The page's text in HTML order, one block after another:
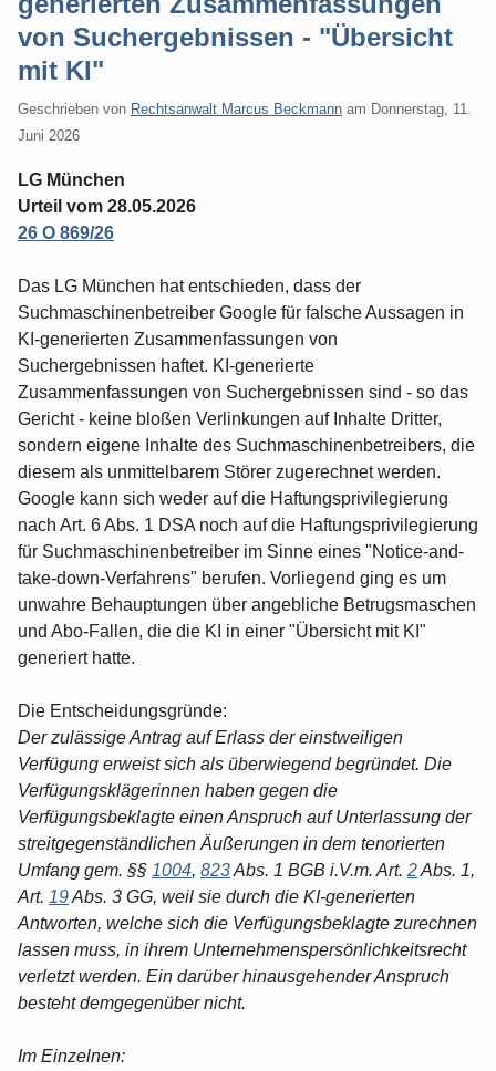
von Suchergebnissen - "Übersicht
mit KI"
Geschrieben von Rechtsanwalt Marcus Beckmann am Donnerstag, 11.
Juni 2026
LG München
Urteil vom 28.05.2026
26 O 869/26
Das LG München hat entschieden, dass der
Suchmaschinenbetreiber Google für falsche Aussagen in
KI-generierten Zusammenfassungen von
Suchergebnissen haftet. KI-generierte
Zusammenfassungen von Suchergebnissen sind - so das
Gericht - keine bloßen Verlinkungen auf Inhalte Dritter,
sondern eigene Inhalte des Suchmaschinenbetreibers, die
diesem als unmittelbarem Störer zugerechnet werden.
Google kann sich weder auf die Haftungsprivilegierung
nach Art. 6 Abs. 1 DSA noch auf die Haftungsprivilegierung
für Suchmaschinenbetreiber im Sinne eines "Notice-and-
take-down-Verfahrens" berufen. Vorliegend ging es um
unwahre Behauptungen über angebliche Betrugsmaschen
und Abo-Fallen, die die KI in einer "Übersicht mit KI"
generiert hatte.
Die Entscheidungsgründe:
Der zulässige Antrag auf Erlass der einstweiligen
Verfügung erweist sich als überwiegend begründet. Die
Verfügungsklägerinnen haben gegen die
Verfügungsbeklagte einen Anspruch auf Unterlassung der
streitgegenständlichen Äußerungen in dem tenorierten
Umfang gem. §§ 1004, 823Abs. 1 BGB i.V.m. Art. 2Abs. 1,
Art. 19Abs. 3 GG, weil sie durch die KI-generierten
Antworten, welche sich die Verfügungsbeklagte zurechnen
lassen muss, in ihrem Unternehmenspersönlichkeitsrecht
verletzt werden. Ein darüber hinausgehender Anspruch
besteht demgegenüber nicht.
Im Einzelnen: